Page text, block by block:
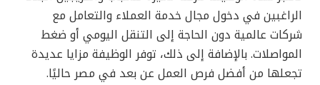
الراغبين في دخول مجال خدمة العملاء والتعامل مع
شركات عالمية دون الحاجة إلى التنقل اليومي أو ضغط
المواصلات. بالإضافة إلى ذلك، توفر الوظيفة مزايا عديدة
تجعلها من أفضل فرص العمل عن بعد في مصر حاليًا.